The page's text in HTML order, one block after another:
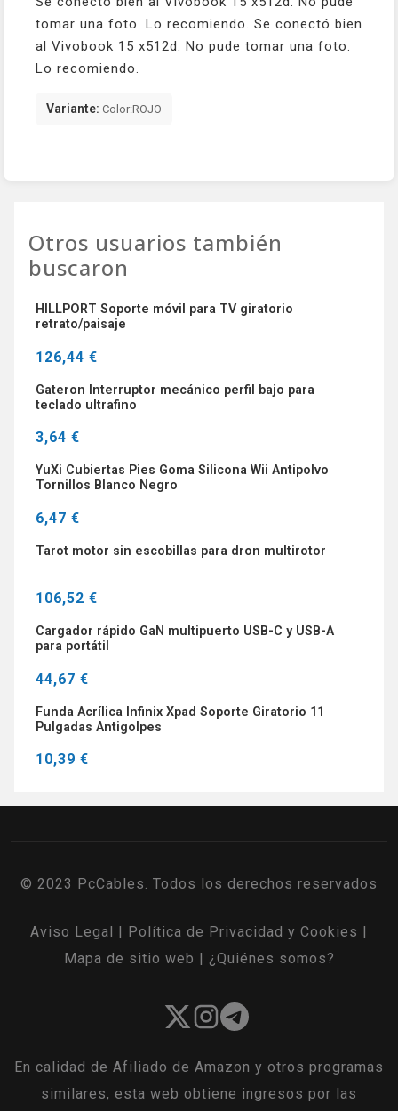
tomar una foto. Lo recomiendo. Se conectó bien
al Vivobook 15 x512d. No pude tomar una foto.
Lo recomiendo.
Variante: Color:ROJO
Otros usuarios también
buscaron
HILLPORT Soporte móvil para TV giratorio
retrato/paisaje
126,44 €
Gateron Interruptor mecánico perfil bajo para
teclado ultrafino
3,64 €
YuXi Cubiertas Pies Goma Silicona Wii Antipolvo
Tornillos Blanco Negro
6,47 €
Tarot motor sin escobillas para dron multirotor
106,52 €
Cargador rápido GaN multipuerto USB-C y USB-A
para portátil
44,67 €
Funda Acrílica Infinix Xpad Soporte Giratorio 11
Pulgadas Antigolpes
10,39 €
© 2023 PcCables. Todos los derechos reservados
Aviso Legal Política de Privacidad y Cookies
Mapa de sitio web
¿Quiénes somos?
En calidad de Afiliado de Amazon y otros programas
similares, esta web obtiene ingresos por las